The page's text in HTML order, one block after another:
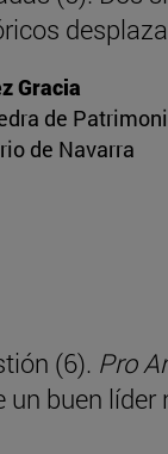
Gracia
de
de Navarra
(6). Pro
un buen líder